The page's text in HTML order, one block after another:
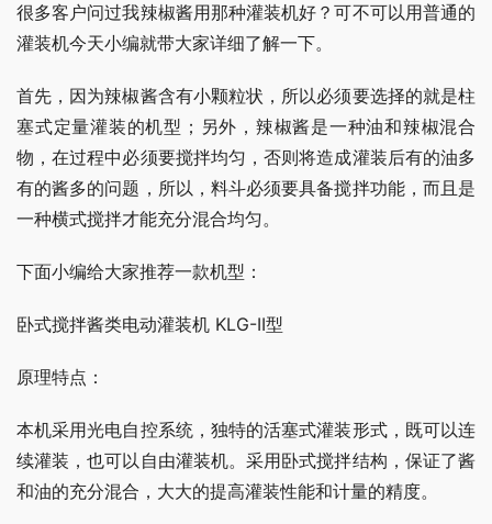
很多客户问过我辣椒酱用那种灌装机好？可不可以用普通的
灌装机今天小编就带大家详细了解一下。
首先，因为辣椒酱含有小颗粒状，所以必须要选择的就是柱
塞式定量灌装的机型；另外，辣椒酱是一种油和辣椒混合
物，在过程中必须要搅拌均匀，否则将造成灌装后有的油多
有的酱多的问题，所以，料斗必须要具备搅拌功能，而且是
一种横式搅拌才能充分混合均匀。
下面小编给大家推荐一款机型：
卧式搅拌酱类电动灌装机 KLG-II型
原理特点：
本机采用光电自控系统，独特的活塞式灌装形式，既可以连
续灌装，也可以自由灌装机。采用卧式搅拌结构，保证了酱
和油的充分混合，大大的提高灌装性能和计量的精度。